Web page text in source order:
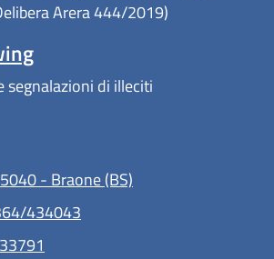
Arera 444/2019)
segnalazioni di illeciti
- Braone (BS)
434043